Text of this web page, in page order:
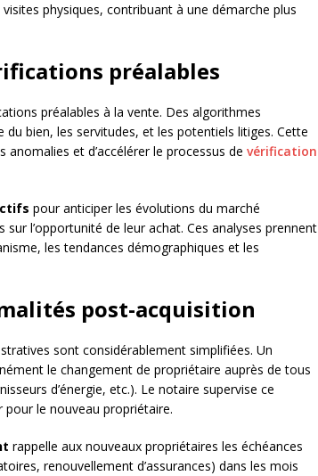
physiques, contribuant à une démarche plus
préalables
préalables à la vente. Des algorithmes
bien, les servitudes, et les potentiels litiges. Cette
et d’accélérer le processus de vérification
pour anticiper les évolutions du marché
l’opportunité de leur achat. Ces analyses prennent
les tendances démographiques et les
post-acquisition
sont considérablement simplifiées. Un
le changement de propriétaire auprès de tous
d’énergie, etc.). Le notaire supervise ce
le nouveau propriétaire.
rappelle aux nouveaux propriétaires les échéances
renouvellement d’assurances) dans les mois